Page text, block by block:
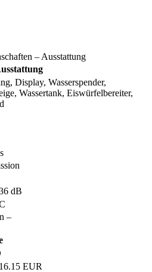
– Ausstattung
Display, Wasserspender,
Wassertank, Eiswürfelbereiter,
dB
–
EUR